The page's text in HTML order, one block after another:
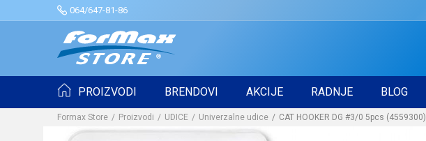
064/647-81-86
PROIZVODI BRENDOVI AKCIJE RADNJE BLOG
Formax Store Proizvodi UDICE Univerzalne udice CAT HOOKER DG #3/0 5pcs (4559300)